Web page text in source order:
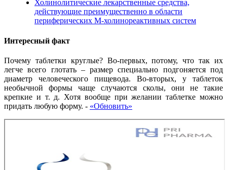
Холинолитические лекарственные средства,
действующие преимущественно в области
периферических М-холинореактивных систем
Интересный факт
Почему таблетки круглые? Во-первых, потому, что так их
легче всего глотать – размер специально подгоняется под
диаметр человеческого пищевода. Во-вторых, у таблеток
необычной формы чаще случаются сколы, они не такие
крепкие и т. д. Хотя вообще при желании таблетке можно
придать любую форму. - «Обновить»